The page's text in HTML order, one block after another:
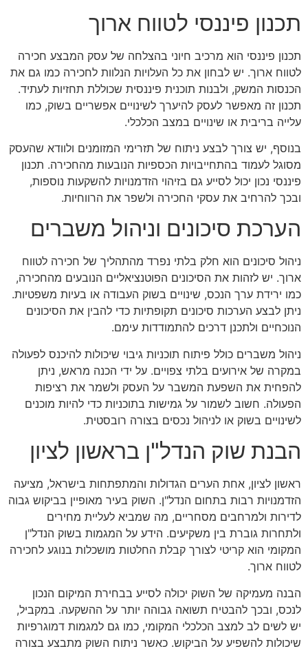
תכנון פיננסי לטווח ארוך
תכנון פיננסי הוא מרכיב חיוני בהצלחה של עסק המבצע חכירה
לטווח ארוך. יש לבחון את כל העלויות הנלוות לחכירה כמו גם את
הכנסות המשק, ולבנות תוכנית פיננסית שכוללת תחזיות לעתיד.
תכנון זה מאפשר לעסק להיערך לשינויים אפשריים בשוק, כמו
עלייה בריבית או שינויים במצב הכלכלי.
בנוסף, יש צורך לבצע ניתוח של תזרימי המזומנים ולוודא שהעסק
מסוגל לעמוד בהתחייבויות הכספיות הנובעות מהחכירה. תכנון
פיננסי נכון יכול לסייע גם בזיהוי הזדמנויות להשקעות נוספות,
ובכך להרחיב את עסקי החכירה ולשפר את הרווחיות.
הערכת סיכונים וניהול משברים
ניהול סיכונים הוא חלק בלתי נפרד מהתהליך של חכירה לטווח
ארוך. יש לזהות את הסיכונים הפוטנציאליים הנובעים מהחכירה,
כמו ירידת ערך הנכס, שינויים בשוק העבודה או בעיות משפטיות.
ניתן לבצע הערכות סיכונים תקופתיות כדי להבין את הסיכונים
הנוכחיים ולתכנן דרכים להתמודדות עימם.
ניהול משברים כולל פיתוח תוכניות גיבוי שיכולות להיכנס לפעולה
במקרה של אירועים בלתי צפויים. על ידי הכנה מראש, ניתן
להפחית את השפעת המשבר על העסק ולשמר את רציפות
הפעולה. חשוב לשמור על גמישות בתוכניות כדי להיות מוכנים
לשינויים בשוק או לניהול נכסים בצורה רובסטית.
הבנת שוק הנדל"ן בראשון לציון
ראשון לציון, אחת הערים הגדולות והמתפתחות בישראל, מציעה
הזדמנויות רבות בתחום הנדל"ן. השוק בעיר מאופיין בביקוש גבוה
לדירות ולמרחבים מסחריים, מה שמביא לעליית מחירים
ולתחרות גוברת בין משקיעים. הידע על המגמות בשוק הנדל"ן
המקומי הוא קריטי לצורך קבלת החלטות מושכלות בנוגע לחכירה
לטווח ארוך.
הבנה מעמיקה של השוק יכולה לסייע בבחירת המיקום הנכון
לנכס, ובכך להבטיח תשואה גבוהה יותר על ההשקעה. במקביל,
יש לשים לב למצב הכלכלי המקומי, כמו גם למגמות דמוגרפיות
שיכולות להשפיע על הביקוש. כאשר ניתוח השוק מתבצע בצורה